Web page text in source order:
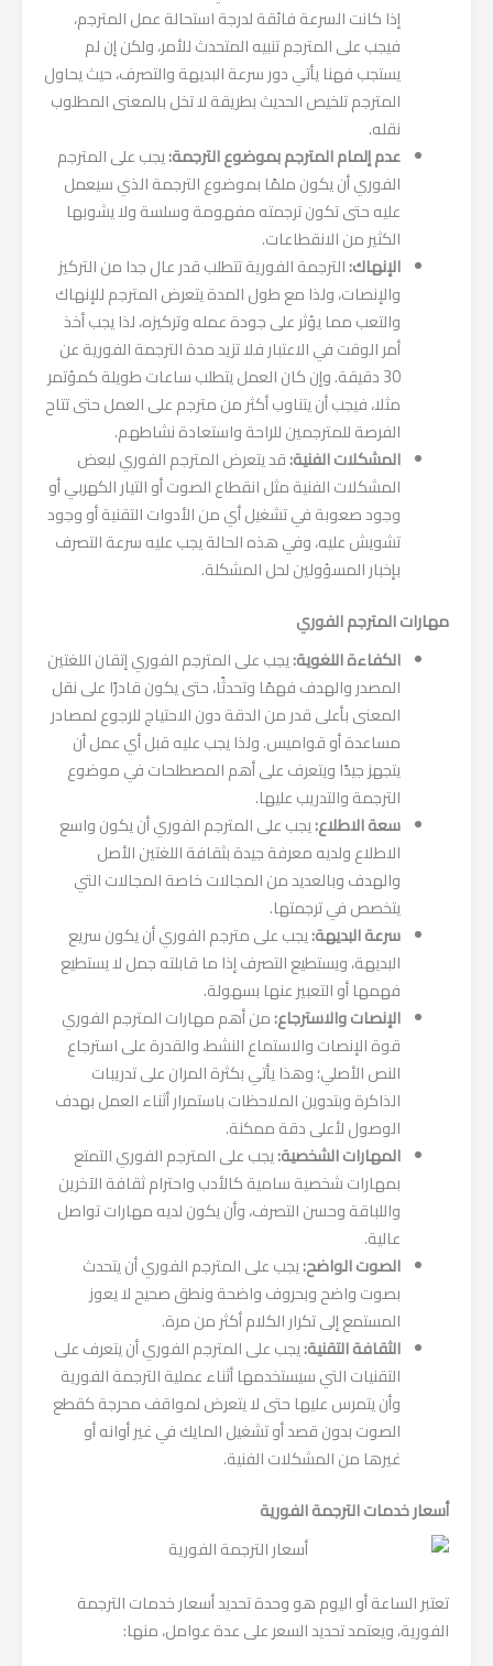
إذا كانت السرعة فائقة لدرجة استحالة عمل المترجم،
فيجب على المترجم تنبيه المتحدث للأمر، ولكن إن لم
يستجب فهنا يأتي دور سرعة البديهة والتصرف، حيث يحاول
المترجم تلخيص الحديث بطريقة لا تخل بالمعنى المطلوب
نقله.
عدم إلمام المترجم بموضوع الترجمة:يجب على المترجم
الفوري أن يكون ملمًا بموضوع الترجمة الذي سيعمل
عليه حتى تكون ترجمته مفهومة وسلسة ولا يشوبها
الكثير من الانقطاعات.
الإنهاك:الترجمة الفورية تتطلب قدر عال جدا من التركيز
والإنصات، ولذا مع طول المدة يتعرض المترجم للإنهاك
والتعب مما يؤثر على جودة عمله وتركيزه، لذا يجب أخذ
أمر الوقت في الاعتبار فلا تزيد مدة الترجمة الفورية عن
30 دقيقة. وإن كان العمل يتطلب ساعات طويلة كمؤتمر
مثلا، فيجب أن يتناوب أكثر من مترجم على العمل حتى تتاح
الفرصة للمترجمين للراحة واستعادة نشاطهم.
المشكلات الفنية:قد يتعرض المترجم الفوري لبعض
المشكلات الفنية مثل انقطاع الصوت أو التيار الكهربي أو
وجود صعوبة في تشغيل أي من الأدوات التقنية أو وجود
تشويش عليه، وفي هذه الحالة يجب عليه سرعة التصرف
بإخبار المسؤولين لحل المشكلة.
مهارات المترجم الفوري
الكفاءة اللغوية:يجب على المترجم الفوري إتقان اللغتين
المصدر والهدف فهمًا وتحدثًا، حتى يكون قادرًا على نقل
المعنى بأعلى قدر من الدقة دون الاحتياج للرجوع لمصادر
مساعدة أو قواميس. ولذا يجب عليه قبل أي عمل أن
يتجهز جيدًا ويتعرف على أهم المصطلحات في موضوع
الترجمة والتدريب عليها.
سعة الاطلاع:يجب على المترجم الفوري أن يكون واسع
الاطلاع ولديه معرفة جيدة بثقافة اللغتين الأصل
والهدف وبالعديد من المجالات خاصة المجالات التي
يتخصص في ترجمتها.
سرعة البديهة:يجب على مترجم الفوري أن يكون سريع
البديهة، ويستطيع التصرف إذا ما قابلته جمل لا يستطيع
فهمها أو التعبير عنها بسهولة.
الإنصات والاسترجاع:من أهم مهارات المترجم الفوري
قوة الإنصات والاستماع النشط، والقدرة على استرجاع
النص الأصلي؛ وهذا يأتي بكثرة المران على تدريبات
الذاكرة وبتدوين الملاحظات باستمرار أثناء العمل بهدف
الوصول لأعلى دقة ممكنة.
المهارات الشخصية:يجب على المترجم الفوري التمتع
بمهارات شخصية سامية كالأدب واحترام ثقافة الآخرين
واللباقة وحسن التصرف، وأن يكون لديه مهارات تواصل
عالية.
الصوت الواضح:يجب على المترجم الفوري أن يتحدث
بصوت واضح وبحروف واضحة ونطق صحيح لا يعوز
المستمع إلى تكرار الكلام أكثر من مرة.
الثقافة التقنية:يجب على المترجم الفوري أن يتعرف على
التقنيات التي سيستخدمها أثناء عملية الترجمة الفورية
وأن يتمرس عليها حتى لا يتعرض لمواقف محرجة كقطع
الصوت بدون قصد أو تشغيل المايك في غير أوانه أو
غيرها من المشكلات الفنية.
أسعار خدمات الترجمة الفورية
تعتبر الساعة أو اليوم هو وحدة تحديد أسعار خدمات الترجمة
الفورية، ويعتمد تحديد السعر على عدة عوامل، منها: